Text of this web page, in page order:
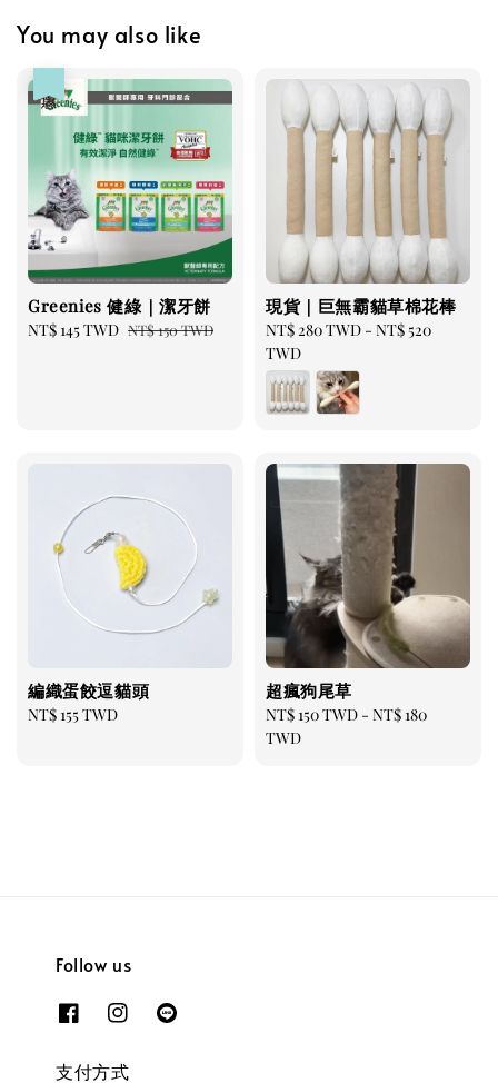
You may also like
Greenies 健綠｜潔牙餅
Sale
NT$ 145 TWD Regular
NT$ 150 TWD
現貨｜巨無霸貓草棉花棒
Regular
price
NT$ 280 TWD - NT$ 520
TWD
編織蛋餃逗貓頭
Regular
NT$ 155 TWD
超瘋狗尾草
Regular
price
NT$ 150 TWD - NT$ 180
TWD
Follow us
支付方式